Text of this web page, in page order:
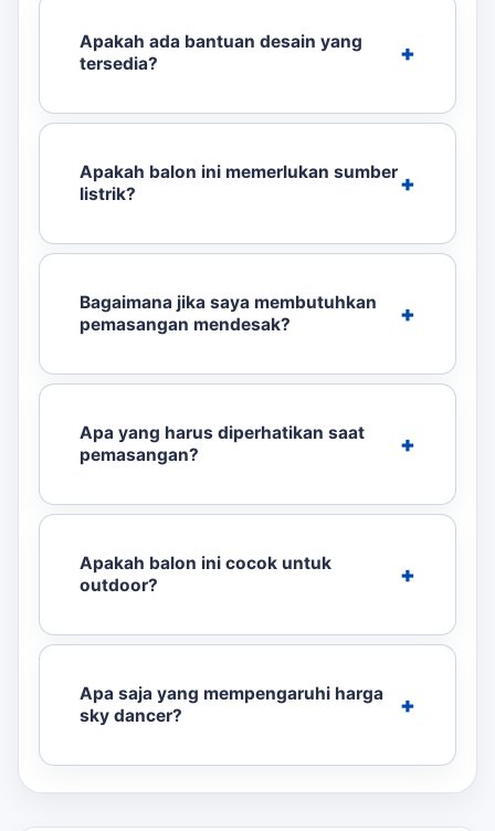
Apakah ada bantuan desain yang
tersedia?
Apakah balon ini memerlukan sumber
listrik?
Bagaimana jika saya membutuhkan
pemasangan mendesak?
Apa yang harus diperhatikan saat
pemasangan?
Apakah balon ini cocok untuk
outdoor?
Apa saja yang mempengaruhi harga
sky dancer?